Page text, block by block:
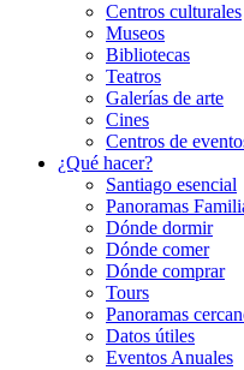
Centros culturales
Museos
Bibliotecas
Teatros
Galerí­as de arte
Cines
Centros de
¿Qué hacer?
Santiago esencial
Panoramas
Dónde dormir
Dónde comer
Dónde comprar
Tours
Panoramas
Datos útiles
Eventos Anuales